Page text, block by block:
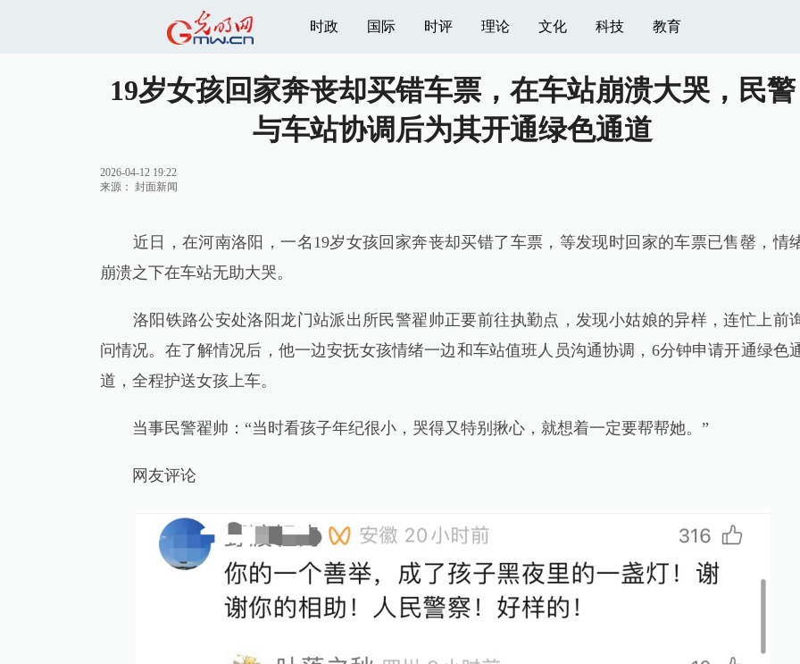
时政 国际 时评 理论 文化 科技 教育
19岁女孩回家奔丧却买错车票，在车站崩溃大哭，民警
与车站协调后为其开通绿色通道
2026-04-12 19:22
来源： 封面新闻
近日，在河南洛阳，一名19岁女孩回家奔丧却买错了车票，等发现时回家的车票已售罄，情
崩溃之下在车站无助大哭。
洛阳铁路公安处洛阳龙门站派出所民警翟帅正要前往执勤点，发现小姑娘的异样，连忙上前
问情况。在了解情况后，他一边安抚女孩情绪一边和车站值班人员沟通协调，6分钟申请开通绿色
道，全程护送女孩上车。
当事民警翟帅：“当时看孩子年纪很小，哭得又特别揪心，就想着一定要帮帮她。”
网友评论